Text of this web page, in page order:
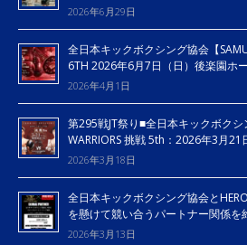
2026年6月29日
全日本キックボクシング協会【
6TH 2026年6月7日（日）後楽園ホ
2026年4月1日
第295戦JT祭り■全日本キックボクシ
WARRIORS 挑戦 5th：2026年3月
2026年3月18日
全日本キックボクシング協会と
を懸けて競い合うパートナー関係を
2026年3月13日